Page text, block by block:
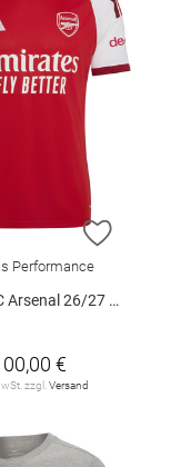
HINZUFÜGEN
ZUR
Performance
26/27 Heimtrikot"
€
zzgl. Versand